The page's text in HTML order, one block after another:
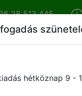
28 513 445
hétköznap 9 -